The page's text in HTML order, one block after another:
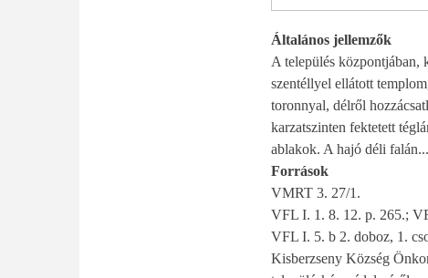
Általános jellemzők
A település központjában,
szentéllyel ellátott
toronnyal, délről
karzatszinten fektetett
ablakok. A hajó déli falán...
Források
VMRT 3. 27/1.
VFL I. 1. 8. 12. p. 265.;
VFL I. 5. b 2. doboz, 1.
Kisberzseny Község